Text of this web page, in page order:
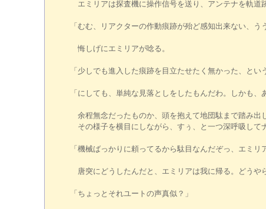
エミリアは探査機に操作信号を送り、アンテナを軌道
「むむ、リアクターの作動痕跡が殆ど感知出来ない、
悔しげにエミリアが唸る。
「少しでも進入した痕跡を目立たせたく無かった、とい
「にしても、単純な見落としをしたもんだわ。しかも、
余程無念だったものか、頭を抱えて地団駄まで踏み出
その様子を横目にしながら、すぅ、と一つ深呼吸して
「機械ばっかりに頼ってるから駄目なんだぞっ、エミリ
唐突にどうしたんだと、エミリアは我に帰る。どうや
「ちょっとそれユートの声真似？」